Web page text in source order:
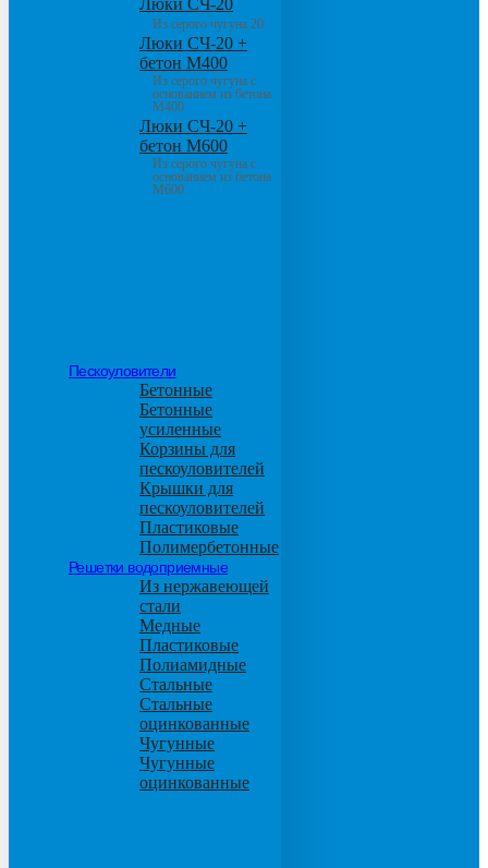
Люки СЧ-20
Из серого чугуна 20
Люки СЧ-20 +
бетон М400
Из серого чугуна с
основанием из бетона
М400
Люки СЧ-20 +
бетон М600
Из серого чугуна с
основанием из бетона
М600
Пескоуловители
Бетонные
Бетонные
усиленные
Корзины для
пескоуловителей
Крышки для
пескоуловителей
Пластиковые
Полимербетонные
Решетки водоприемные
Из нержавеющей
стали
Медные
Пластиковые
Полиамидные
Стальные
Стальные
оцинкованные
Чугунные
Чугунные
оцинкованные